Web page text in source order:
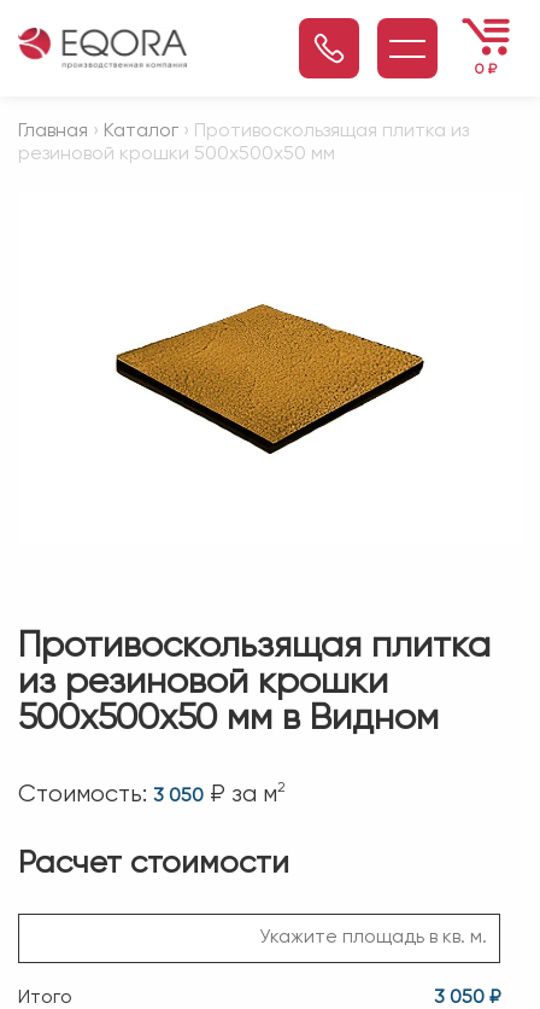
0 ₽
Главная › Каталог › Противоскользящая плитка из
резиновой крошки 500х500х50 мм
Противоскользящая плитка
из резиновой крошки
500х500х50 мм в Видном
Стоимость: 3 050 ₽ за м2
Расчет стоимости
Итого 3 050 ₽